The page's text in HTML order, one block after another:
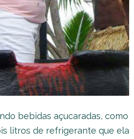
bebidas açucaradas, como
litros de refrigerante que ela